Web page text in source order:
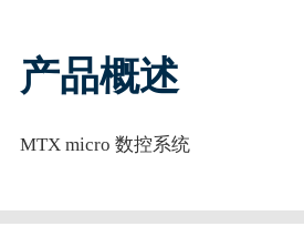
产品概述
MTX micro 数控系统